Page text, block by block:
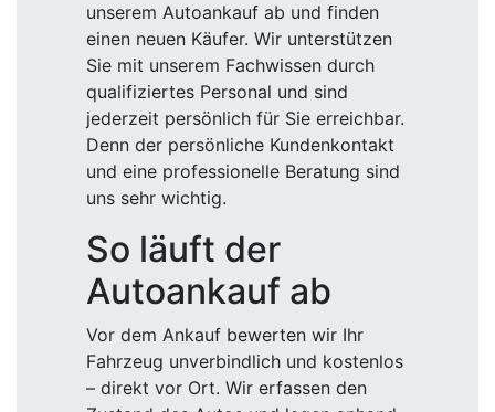
unserem Autoankauf ab und finden
einen neuen Käufer. Wir unterstützen
Sie mit unserem Fachwissen durch
qualifiziertes Personal und sind
jederzeit persönlich für Sie erreichbar.
Denn der persönliche Kundenkontakt
und eine professionelle Beratung sind
uns sehr wichtig.
So läuft der
Autoankauf ab
Vor dem Ankauf bewerten wir Ihr
Fahrzeug unverbindlich und kostenlos
– direkt vor Ort. Wir erfassen den